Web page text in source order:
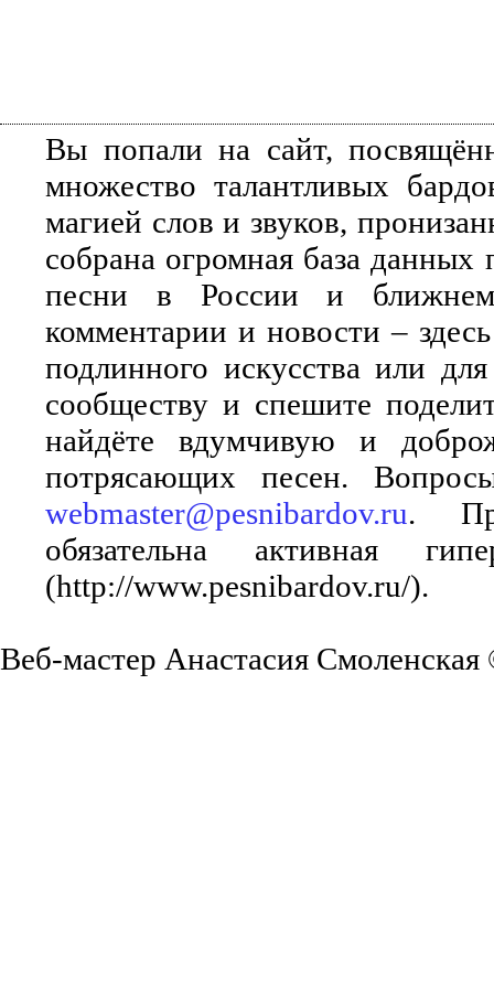
Вы попали на сайт,
множество талантливых
магией слов и звуков,
собрана огромная база
песни в России и ближнем
комментарии и новости –
подлинного искусства или
сообществу и спешите
найдёте вдумчивую и
потрясающих песен.
webmaster@pesnibardov.ru.
обязательна активная
(http://www.pesnibardov.ru/).
Веб-мастер Анастасия